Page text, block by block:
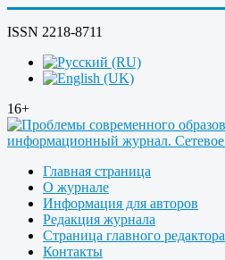
ISSN 2218-8711
16+
Главная страница
О журнале
Информация для авторов
Редакция журнала
Страница главного редактора
Контакты